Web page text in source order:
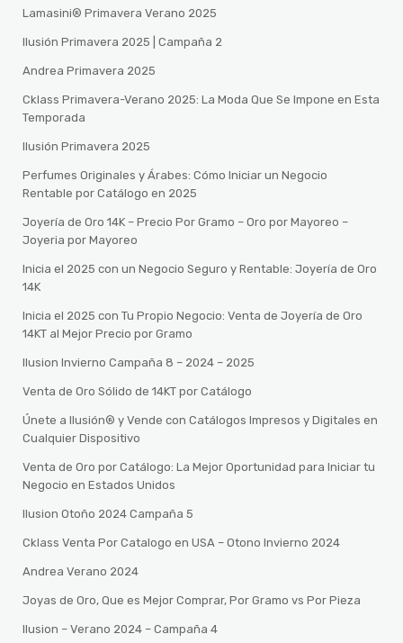
Lamasini® Primavera Verano 2025
Ilusión Primavera 2025 | Campaña 2
Andrea Primavera 2025
Cklass Primavera-Verano 2025: La Moda Que Se Impone en Esta
Temporada
Ilusión Primavera 2025
Perfumes Originales y Árabes: Cómo Iniciar un Negocio
Rentable por Catálogo en 2025
Joyería de Oro 14K – Precio Por Gramo – Oro por Mayoreo –
Joyeria por Mayoreo
Inicia el 2025 con un Negocio Seguro y Rentable: Joyería de Oro
14K
Inicia el 2025 con Tu Propio Negocio: Venta de Joyería de Oro
14KT al Mejor Precio por Gramo
Ilusion Invierno Campaña 8 – 2024 – 2025
Venta de Oro Sólido de 14KT por Catálogo
Únete a Ilusión® y Vende con Catálogos Impresos y Digitales en
Cualquier Dispositivo
Venta de Oro por Catálogo: La Mejor Oportunidad para Iniciar tu
Negocio en Estados Unidos
Ilusion Otoño 2024 Campaña 5
Cklass Venta Por Catalogo en USA – Otono Invierno 2024
Andrea Verano 2024
Joyas de Oro, Que es Mejor Comprar, Por Gramo vs Por Pieza
Ilusion – Verano 2024 – Campaña 4